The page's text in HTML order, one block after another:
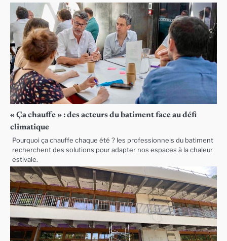
« Ça chauffe » : des acteurs du batiment face au défi
climatique
Pourquoi ça chauffe chaque été ? les professionnels du batiment
recherchent des solutions pour adapter nos espaces à la chaleur
estivale.